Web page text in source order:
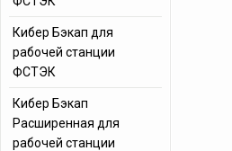
Кибер Бэкап для
рабочей станции
ФСТЭК
Кибер Бэкап
Расширенная для
рабочей станции